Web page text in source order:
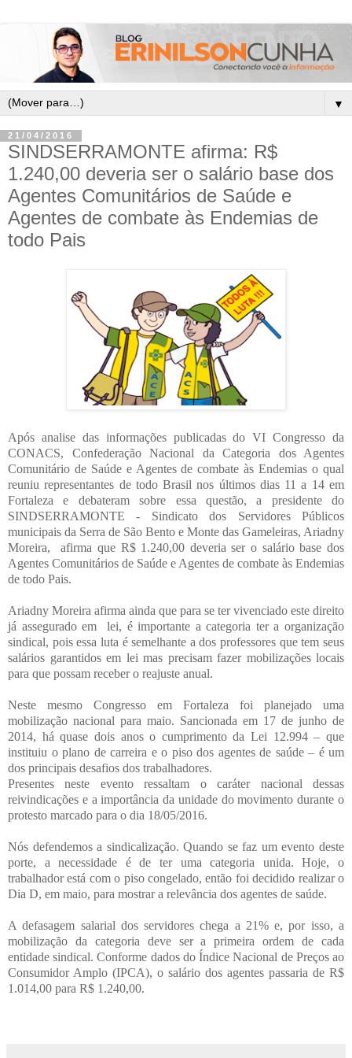
▼
21/04/2016
SINDSERRAMONTE afirma: R$
1.240,00 deveria ser o salário base dos
Agentes Comunitários de Saúde e
Agentes de combate às Endemias de
todo Pais
Após analise das informações publicadas do VI Congresso da
CONACS, Confederação Nacional da Categoria dos Agentes
Comunitário de Saúde e Agentes de combate às Endemias o qual
reuniu representantes de todo Brasil nos últimos dias 11 a 14 em
Fortaleza e debateram sobre essa questão, a presidente do
SINDSERRAMONTE - Sindicato dos Servidores Públicos
municipais da Serra de São Bento e Monte das Gameleiras, Ariadny
Moreira, afirma que R$ 1.240,00 deveria ser o salário base dos
Agentes Comunitários de Saúde e Agentes de combate às Endemias
de todo Pais.
Ariadny Moreira afirma ainda que para se ter vivenciado este direito
já assegurado em lei, é importante a categoria ter a organização
sindical, pois essa luta é semelhante a dos professores que tem seus
salários garantidos em lei mas precisam fazer mobilizações locais
para que possam receber o reajuste anual.
Neste mesmo Congresso em Fortaleza foi planejado uma
mobilização nacional para maio. Sancionada em 17 de junho de
2014, há quase dois anos o cumprimento da Lei 12.994 – que
instituiu o plano de carreira e o piso dos agentes de saúde – é um
dos principais desafios dos trabalhadores.
Presentes neste evento ressaltam o caráter nacional dessas
reivindicações e a importância da unidade do movimento durante o
protesto marcado para o dia 18/05/2016.
Nós defendemos a sindicalização. Quando se faz um evento deste
porte, a necessidade é de ter uma categoria unida. Hoje, o
trabalhador está com o piso congelado, então foi decidido realizar o
Dia D, em maio, para mostrar a relevância dos agentes de saúde.
A defasagem salarial dos servidores chega a 21% e, por isso, a
mobilização da categoria deve ser a primeira ordem de cada
entidade sindical. Conforme dados do Índice Nacional de Preços ao
Consumidor Amplo (IPCA), o salário dos agentes passaria de R$
1.014,00 para R$ 1.240,00.